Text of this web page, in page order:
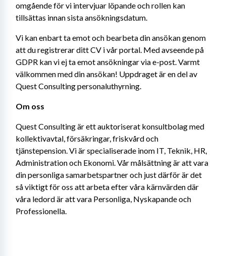
omgående för vi intervjuar löpande och rollen kan
tillsättas innan sista ansökningsdatum.
Vi kan enbart ta emot och bearbeta din ansökan genom
att du registrerar ditt CV i vår portal. Med avseende på
GDPR kan vi ej ta emot ansökningar via e-post. Varmt
välkommen med din ansökan! Uppdraget är en del av
Quest Consulting personaluthyrning.
Om oss
Quest Consulting är ett auktoriserat konsultbolag med
kollektivavtal, försäkringar, friskvård och
tjänstepension. Vi är specialiserade inom IT, Teknik, HR,
Administration och Ekonomi. Vår målsättning är att vara
din personliga samarbetspartner och just därför är det
så viktigt för oss att arbeta efter våra kärnvärden där
våra ledord är att vara Personliga, Nyskapande och
Professionella.